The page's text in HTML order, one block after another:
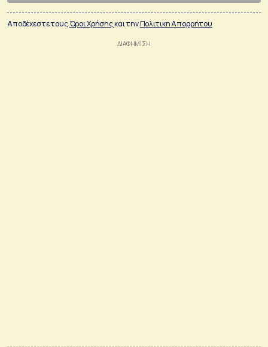
Αποδέχεστε τουςΌροι Χρήσηςκαι τηνΠολιτικη Απορρήτου